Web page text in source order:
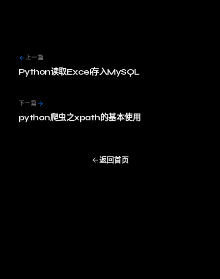
上一篇
Python读取Excel存入MySQL
下一篇
python爬虫之xpath的基本使用
返回首页